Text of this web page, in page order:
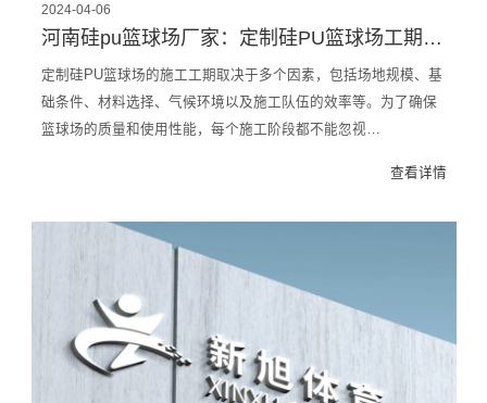
2024-04-06
河南硅pu篮球场厂家：定制硅PU篮球场工期多长
定制硅PU篮球场的施工工期取决于多个因素，包括场地规模、基
础条件、材料选择、气候环境以及施工队伍的效率等。为了确保
篮球场的质量和使用性能，每个施工阶段都不能忽视…
查看详情